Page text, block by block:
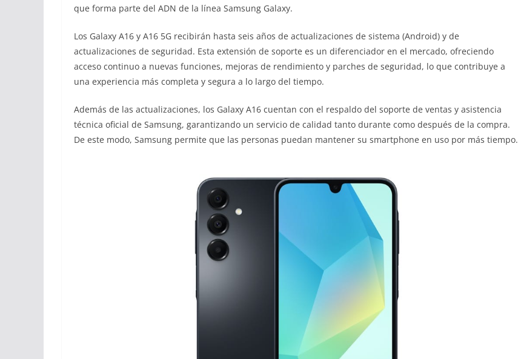
que forma parte del ADN de la línea Samsung Galaxy.
Los Galaxy A16 y A16 5G recibirán hasta seis años de actualizaciones de sistema (Android) y de
actualizaciones de seguridad. Esta extensión de soporte es un diferenciador en el mercado, ofreciendo
acceso continuo a nuevas funciones, mejoras de rendimiento y parches de seguridad, lo que contribuye a
una experiencia más completa y segura a lo largo del tiempo.
Además de las actualizaciones, los Galaxy A16 cuentan con el respaldo del soporte de ventas y asistencia
técnica oficial de Samsung, garantizando un servicio de calidad tanto durante como después de la compra.
De este modo, Samsung permite que las personas puedan mantener su smartphone en uso por más tiempo.